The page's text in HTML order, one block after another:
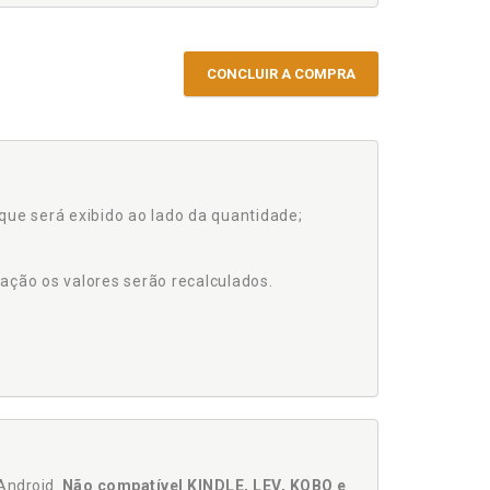
CONCLUIR A COMPRA
será exibido ao lado da quantidade;
os valores serão recalculados.
Não compatível KINDLE, LEV, KOBO e